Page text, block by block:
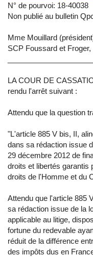
N° de pourvoi: 18-40038
Non publié au bulletin
Mme Mouillard
SCP Foussard et
LA COUR DE
rendu l'arrêt suivant :
Attendu que la question
"L'article 885 V bis, II,
dans sa rédaction issue
29 décembre 2012 de
droits et libertés garantis
droits de l'Homme et du
Attendu que l'article 885
sa rédaction issue de la
applicable au litige,
fortune du redevable
réduit de la différence
des impôts dus en